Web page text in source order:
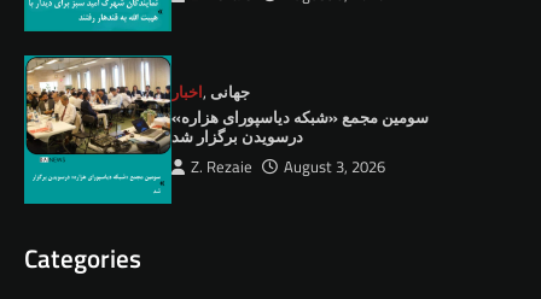
اخبار, جهانی
سومین مجمع «شبکه دیاسپورای هزاره»
درسویدن برگزار شد
Z. Rezaie August 3, 2026
Categories